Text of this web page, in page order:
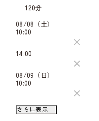
120分
08/08（土）
10:00
14:00
08/09（日）
10:00
14:00
さらに表示